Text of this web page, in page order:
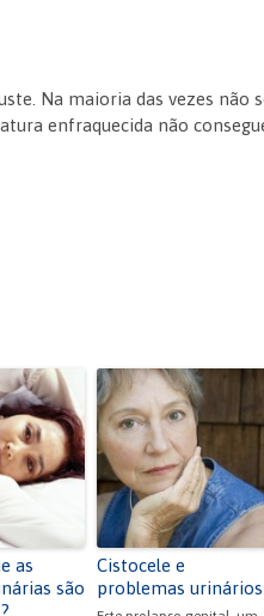
Na maioria das vezes não
enfraquecida não
as
são
Cistocele e
problemas urinários